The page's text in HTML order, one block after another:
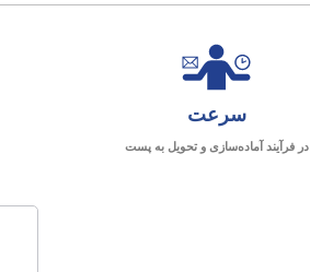
سرعت
در فرآیند آماده‌سازی و تحویل به پست